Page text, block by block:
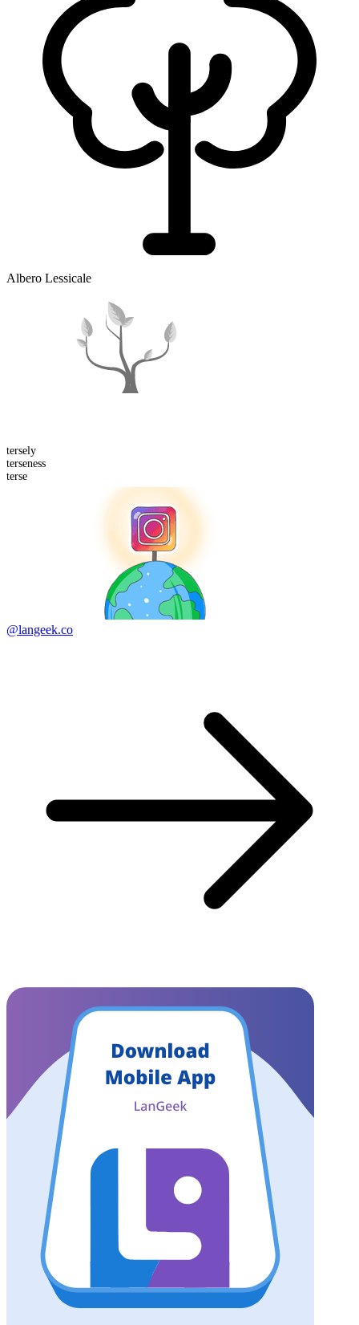
Albero Lessicale
tersely
terseness
terse
@langeek.co